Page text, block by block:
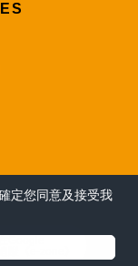
定您同意及接受我